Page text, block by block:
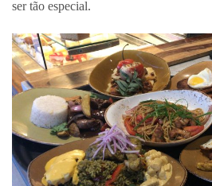
ser tão especial.